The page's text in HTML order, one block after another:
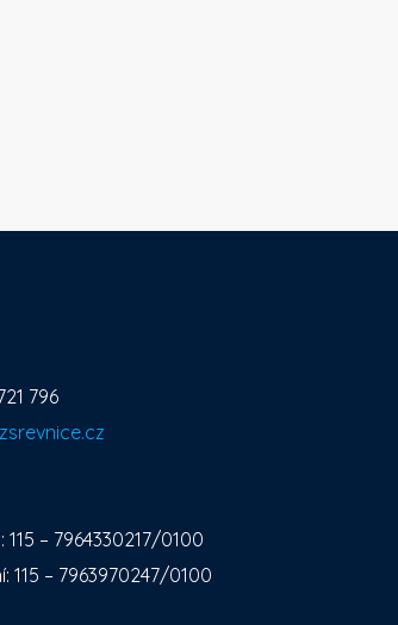
796
– 7964330217/0100
115 – 7963970247/0100